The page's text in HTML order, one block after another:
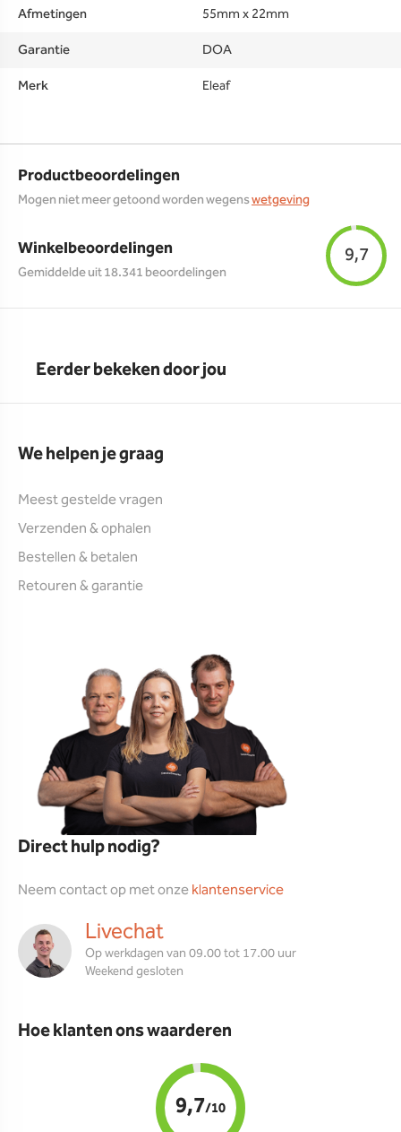
Afmetingen
55mm x 22mm
Garantie
DOA
Merk
Eleaf
Productbeoordelingen
Mogen niet meer getoond worden wegenswetgeving
Winkelbeoordelingen
Gemiddelde uit 18.341 beoordelingen
9,7
Eerder bekeken door jou
We helpen je graag
Meest gestelde vragen
Verzenden & ophalen
Bestellen & betalen
Retouren & garantie
Direct hulp nodig?
Neem contact op met onzeklantenservice
Livechat
Op werkdagen van 09.00 tot 17.00 uur
Weekend gesloten
Hoe klanten ons waarderen
9,7/10